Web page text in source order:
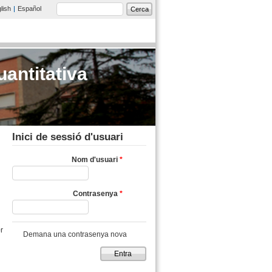
Español Cerca
Inici de sessió d'usuari
Nom d'usuari *
Contrasenya *
Demana una contrasenya nova